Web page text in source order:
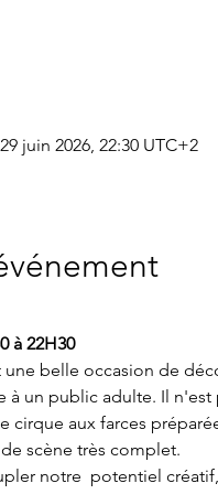
juin 2026, 22:30 UTC+2
à 22H30
belle occasion de
à un public adulte. Il
cirque aux farces
scène très complet.
notre  potentiel